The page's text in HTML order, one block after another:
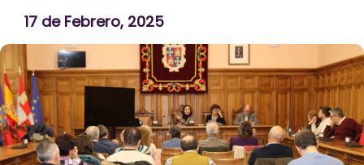
17 de Febrero, 2025